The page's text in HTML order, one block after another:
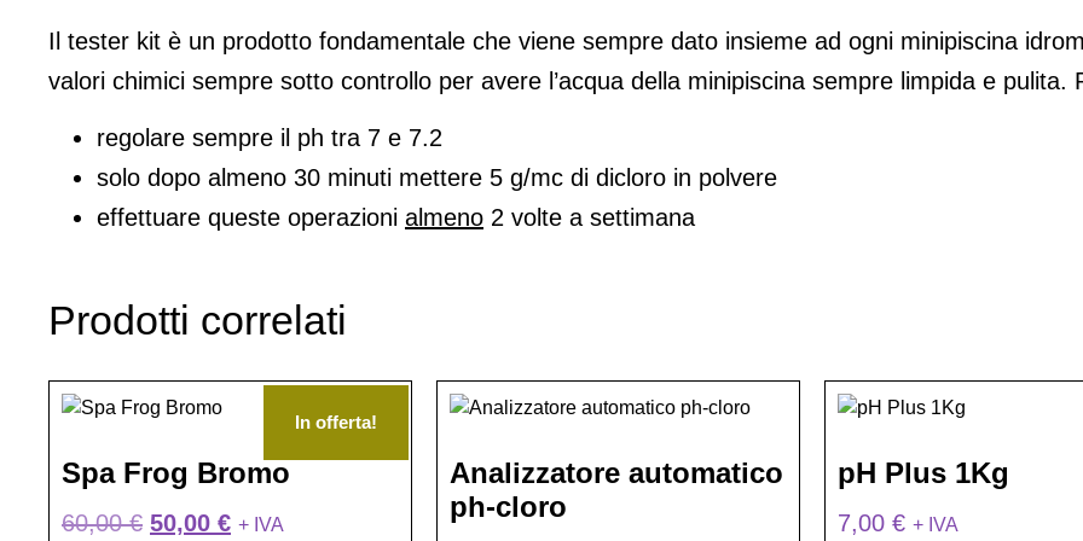
Il tester kit è un prodotto fondamentale che viene sempre dato insieme ad ogni minipiscina
valori chimici sempre sotto controllo per avere l’acqua della minipiscina sempre limpida e
regolare sempre il ph tra 7 e 7.2
solo dopo almeno 30 minuti mettere 5 g/mc di dicloro in polvere
effettuare queste operazioni almeno 2 volte a settimana
Prodotti correlati
In offerta!
Spa Frog Bromo
60,00€ 50,00 € + IVA
Analizzatore automatico
ph-cloro
pH Plus 1Kg
7,00 € + IVA